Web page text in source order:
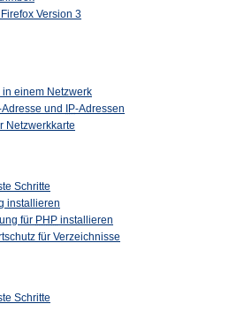
Version 3
einem Netzwerk
und IP-Adressen
Netzwerkkarte
Schritte
installieren
für PHP installieren
für Verzeichnisse
Schritte